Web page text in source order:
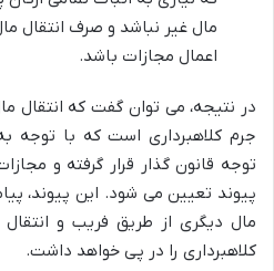
مال غیر نباشد و صرف انتقال
اعمال مجازات باشد.
در نتیجه، می توان گفت که انتقال
جرم کلاهبرداری است که با توجه
توجه قانون گذار قرار گرفته و
پیوند تعیین می شود. این پیوند،
مال دیگری از طریق فریب و
کلاهبرداری را در پی خواهد داشت.